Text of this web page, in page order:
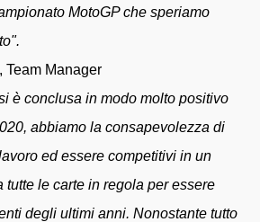
MotoGP che speriamo
Team Manager
è conclusa in modo molto positivo
abbiamo la consapevolezza di
ed essere competitivi in un
tutte le carte in regola per essere
degli ultimi anni. Nonostante tutto